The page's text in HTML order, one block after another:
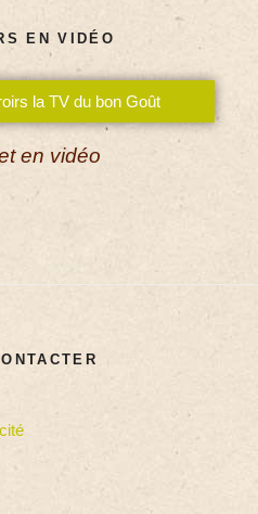
EN VIDÉO
la TV du bon Goût
en vidéo